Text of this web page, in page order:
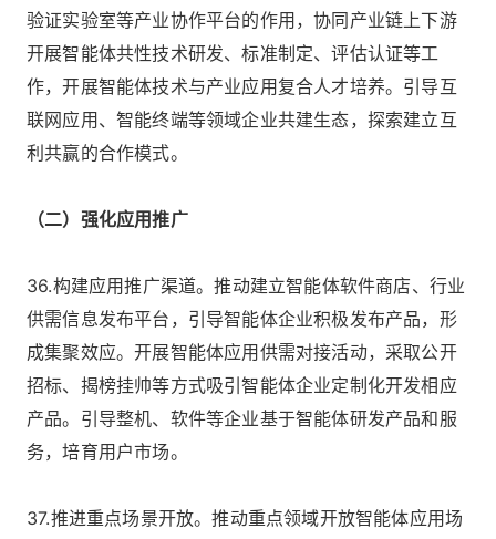
验证实验室等产业协作平台的作用，协同产业链上下游
开展智能体共性技术研发、标准制定、评估认证等工
作，开展智能体技术与产业应用复合人才培养。引导互
联网应用、智能终端等领域企业共建生态，探索建立互
利共赢的合作模式。
（二）强化应用推广
36.构建应用推广渠道。推动建立智能体软件商店、行业
供需信息发布平台，引导智能体企业积极发布产品，形
成集聚效应。开展智能体应用供需对接活动，采取公开
招标、揭榜挂帅等方式吸引智能体企业定制化开发相应
产品。引导整机、软件等企业基于智能体研发产品和服
务，培育用户市场。
37.推进重点场景开放。推动重点领域开放智能体应用场